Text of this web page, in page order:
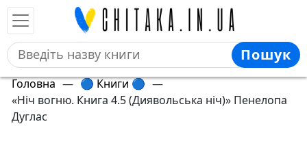
Пошук
Головна — 🔵 Книги 🔵 —
«Ніч вогню. Книга 4.5 (Диявольська ніч)» Пенелопа
Дуглас